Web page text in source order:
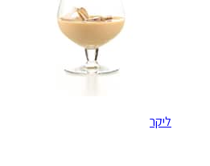
ליקר